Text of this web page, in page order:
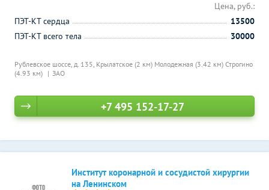
Рублевское шоссе, д. 135, Крылатское (2 км) Молодежная (3.42 км) Строгино
(4.93 км)
ЗАО
Цена, руб.:
ПЭТ-КТ сердца
13500
ПЭТ-КТ всего тела
30000
+7 495 152-17-27
Институт коронарной и сосудистой хирургии
на Ленинском